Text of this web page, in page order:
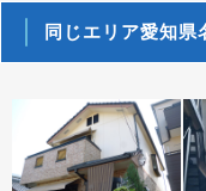
同じエリア愛知県